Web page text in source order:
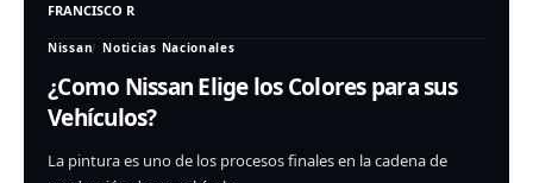
FRANCISCO R
Nissan Noticias Nacionales
¿Como Nissan Elige los Colores para sus
Vehículos?
La pintura es uno de los procesos finales en la cadena de